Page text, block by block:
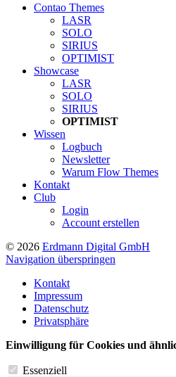
Contao Themes
LASR
SOLO
SIRIUS
OPTIMIST
Showcase
LASR
SOLO
SIRIUS
OPTIMIST
Wissen
Logbuch
Newsletter
Warum Flow Themes
Kontakt
Club
Login
Account erstellen
© 2026 Erdmann Digital GmbH
Navigation überspringen
Kontakt
Impressum
Datenschutz
Privatsphäre
Einwilligung für Cookies und
Essenziell